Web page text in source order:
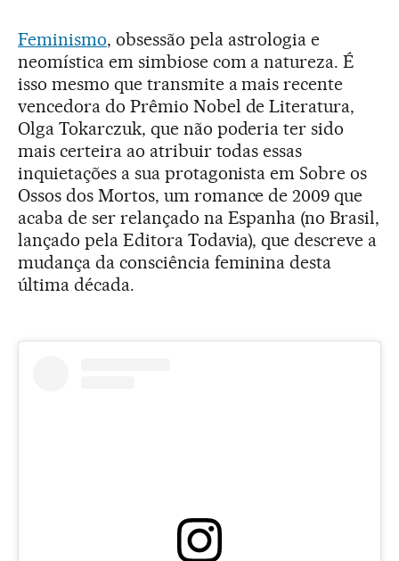
Feminismo, obsessão pela astrologia e
neomística em simbiose com a natureza. É
isso mesmo que transmite a mais recente
vencedora do Prêmio Nobel de Literatura,
Olga Tokarczuk, que não poderia ter sido
mais certeira ao atribuir todas essas
inquietações a sua protagonista em Sobre os
Ossos dos Mortos, um romance de 2009 que
acaba de ser relançado na Espanha (no Brasil,
lançado pela Editora Todavia), que descreve a
mudança da consciência feminina desta
última década.